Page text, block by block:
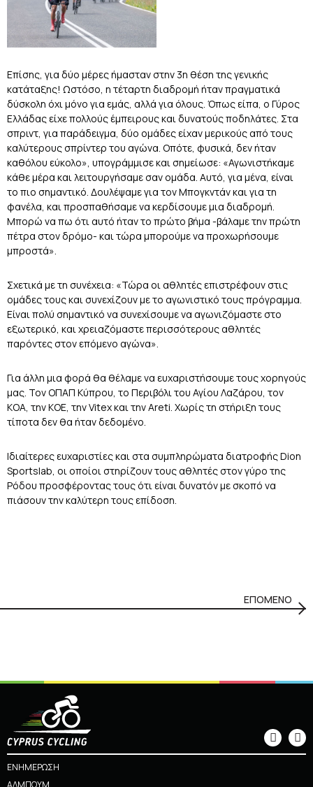
Επίσης, για δύο μέρες ήμασταν στην 3η θέση της γενικής
κατάταξης! Ωστόσο, η τέταρτη διαδρομή ήταν πραγματικά
δύσκολη όχι μόνο για εμάς, αλλά για όλους. Όπως είπα, ο Γύρος
Ελλάδας είχε πολλούς έμπειρους και δυνατούς ποδηλάτες. Στα
σπριντ, για παράδειγμα, δύο ομάδες είχαν μερικούς από τους
καλύτερους σπρίντερ του αγώνα. Οπότε, φυσικά, δεν ήταν
καθόλου εύκολο», υπογράμμισε και σημείωσε: «Αγωνιστήκαμε
κάθε μέρα και λειτουργήσαμε σαν ομάδα. Αυτό, για μένα, είναι
το πιο σημαντικό. Δουλέψαμε για τον Μπογκντάν και για τη
φανέλα, και προσπαθήσαμε να κερδίσουμε μια διαδρομή.
Μπορώ να πω ότι αυτό ήταν το πρώτο βήμα -βάλαμε την πρώτη
πέτρα στον δρόμο- και τώρα μπορούμε να προχωρήσουμε
μπροστά».
Σχετικά με τη συνέχεια: «Τώρα οι αθλητές επιστρέφουν στις
ομάδες τους και συνεχίζουν με το αγωνιστικό τους πρόγραμμα.
Είναι πολύ σημαντικό να συνεχίσουμε να αγωνιζόμαστε στο
εξωτερικό, και χρειαζόμαστε περισσότερους αθλητές
παρόντες στον επόμενο αγώνα».
Για άλλη μια φορά θα θέλαμε να ευχαριστήσουμε τους χορηγούς
μας. Τον ΟΠΑΠ Κύπρου, το Περιβόλι του Αγίου Λαζάρου, τον
ΚΟΑ, την ΚΟΕ, την Vitex και την Areti. Χωρίς τη στήριξη τους
τίποτα δεν θα ήταν δεδομένο.
Ιδιαίτερες ευχαριστίες και στα συμπληρώματα διατροφής Dion
Sportslab, οι οποίοι στηρίζουν τους αθλητές στον γύρο της
Ρόδου προσφέροντας τους ότι είναι δυνατόν με σκοπό να
πιάσουν την καλύτερη τους επίδοση.
ΕΠΟΜΕΝΟ
ΕΝΗΜΕΡΩΣΗ
ΑΛΜΠΟΥΜ